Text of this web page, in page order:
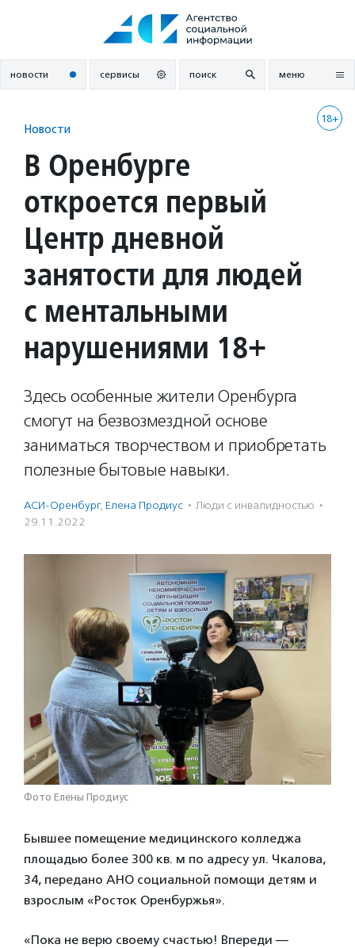
новости сервисы поиск меню
18+
Новости
В Оренбурге
откроется первый
Центр дневной
занятости для людей
с ментальными
нарушениями 18+
Здесь особенные жители Оренбурга
смогут на безвозмездной основе
заниматься творчеством и приобретать
полезные бытовые навыки.
АСИ-Оренбург, Елена Продиус · Люди с инвалидностью ·
29.11.2022
Фото Елены Продиус
Бывшее помещение медицинского колледжа
площадью более 300 кв. м по адресу ул. Чкалова,
34, передано АНО социальной помощи детям и
взрослым «Росток Оренбуржья».
«Пока не верю своему счастью! Впереди —